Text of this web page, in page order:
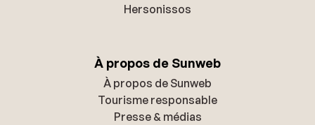
Hersonissos
À propos de Sunweb
À propos de Sunweb
Tourisme responsable
Presse & médias